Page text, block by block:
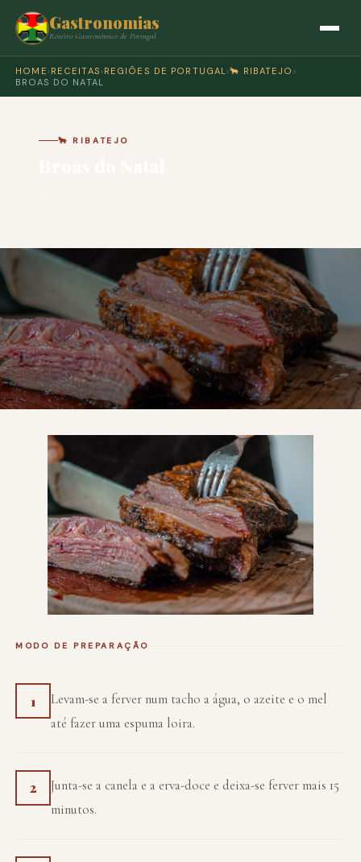
Gastronomias
Roteiro Gastronómico de Portugal
HOME › RECEITAS › REGIÕES DE PORTUGAL›🐂 RIBATEJO ›
BROAS DO NATAL
🐂 RIBATEJO
MODO DE PREPARAÇÃO
1
Levam-se a ferver num tacho a água, o azeite e o mel
até fazer uma espuma loira.
2
Junta-se a canela e a erva-doce e deixa-se ferver mais 15
minutos.